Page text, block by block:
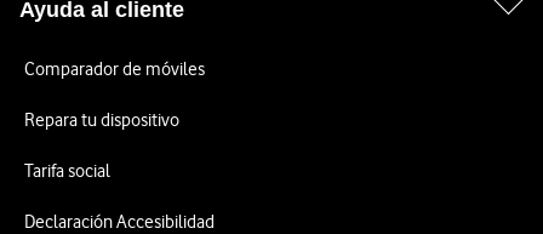
Ayuda al cliente
Comparador de móviles
Repara tu dispositivo
Tarifa social
Declaración Accesibilidad